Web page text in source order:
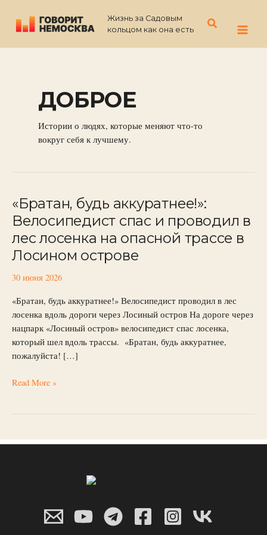
содержимому
Жизнь за Садовым
кольцом как она есть
Поиск
ДОБРОЕ
Истории о людях, которые меняют что-то
вокруг себя к лучшему.
«Братан, будь аккуратнее!»:
Велосипедист спас и проводил в
лес лосенка на опасной трассе в
Лосином острове
30 июня 2026
«Братан, будь аккуратнее!» Велосипедист проводил в лес
лосенка вдоль дороги через Лосиный остров На дороге через
нацпарк «Лосиный остров» велосипедист спас лосенка,
который шел вдоль трассы. «Братан, будь аккуратнее,
пожалуйста! […]
«Братан,
будь
аккуратнее!»:
Велосипедист
спас
проводил
лес
лосенка
на
опасной
в
Read More »